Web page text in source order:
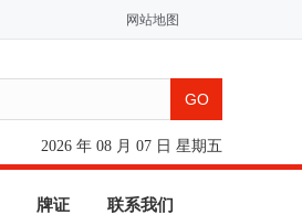
网站地图
2026 年 08 月 07 日 星期五
牌证 联系我们